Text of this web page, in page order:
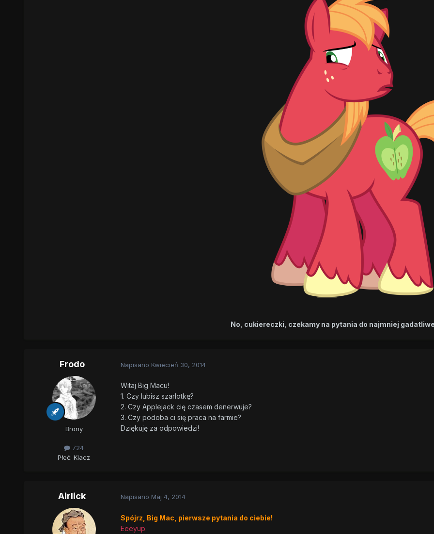
No, cukiereczki, czekamy na pytania do najmniej
Frodo
Brony
724
Płeć: Klacz
Napisano Kwiecień 30, 2014
Witaj Big Macu!
1. Czy lubisz szarlotkę?
2. Czy Applejack cię czasem denerwuje?
3. Czy podoba ci się praca na farmie?
Dziękuję za odpowiedzi!
Airlick Napisano Maj 4, 2014
Spójrz, Big Mac, pierwsze pytania do ciebie!
Eeeyup.